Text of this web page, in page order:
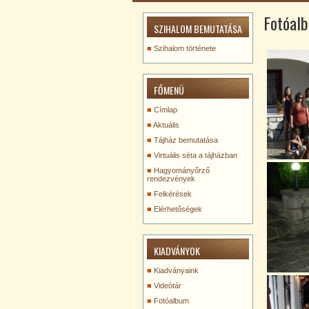
SZIHALOM BEMUTATÁSA
Szihalom története
FŐMENÜ
Címlap
Aktuális
Tájház bemutatása
Virtuális séta a tájházban
Hagyományőrző
rendezvények
Felkérések
Elérhetőségek
KIADVÁNYOK
Kiadványaink
Videótár
Fotóalbum